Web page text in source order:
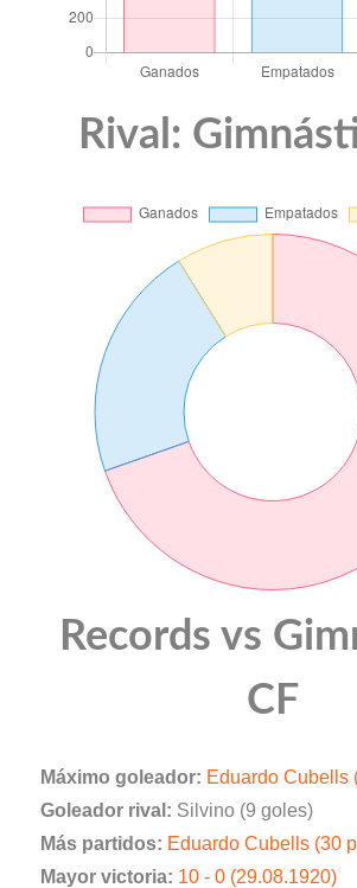
Rival:
Records vs
CF
Máximo goleador: Eduardo Cubells
Goleador rival: Silvino (9 goles)
Más partidos: Eduardo Cubells (30
Mayor victoria: 10 - 0 (29.08.1920)